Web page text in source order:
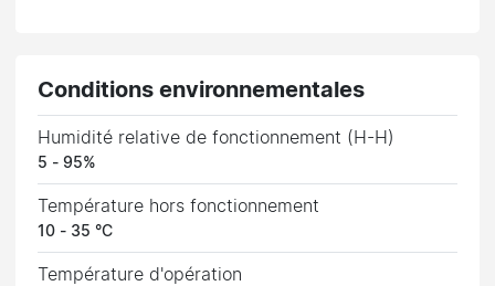
Conditions environnementales
Humidité relative de fonctionnement (H-H)
5 - 95%
Température hors fonctionnement
10 - 35 °C
Température d'opération